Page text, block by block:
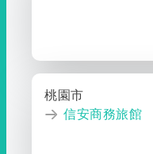
桃園市
信安商務旅館